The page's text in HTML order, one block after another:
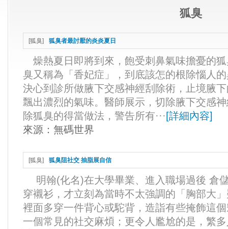
狐臭
[狐臭] 狐臭者最討厭的炎炎夏日
燥熱夏日即將到來，飽受刺鼻氣味擔憂的
臭又稱為「香妃症」，到底該怎的根除惱人
決心到診所做腋下交感神經刮除術，止境腋
飄出濃烈的氣味。醫師展示，切除腋下交感
除狐臭的得當做法，警告所有··· [詳細內容]
來源： 無碼世界
[狐臭] 狐臭阻社交 抽脂展自信
明翰(化名)在大學畢業、進入職場過後 倉
穿襯衫，才立刻為當時不太強調的「胸部大
裡面多穿一件背心或駝背，造詣有些掩飾這
一個常見的社交麻煩；更令人尷尬的是，繁